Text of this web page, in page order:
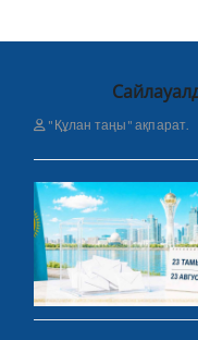
"Құлан таңы" ақпарат.